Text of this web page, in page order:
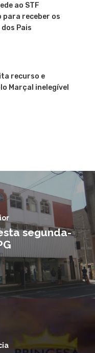
ao STF
receber os
Pais
recurso e
Marçal inelegível
segunda-